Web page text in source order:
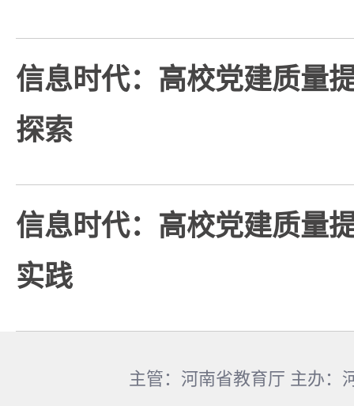
信息时代：高校党建质量
探索
信息时代：高校党建质量
实践
主管：河南省教育厅 主办：